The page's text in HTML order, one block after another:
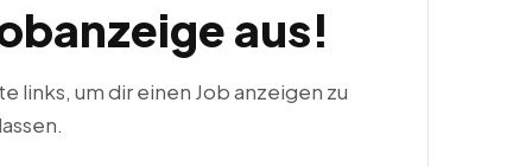
aus!
links, um dir einen Job anzeigen zu
lassen.